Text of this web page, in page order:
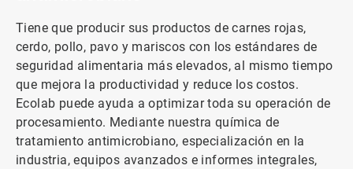
Tiene que producir sus productos de carnes rojas,
cerdo, pollo, pavo y mariscos con los estándares de
seguridad alimentaria más elevados, al mismo tiempo
que mejora la productividad y reduce los costos.
Ecolab puede ayuda a optimizar toda su operación de
procesamiento. Mediante nuestra química de
tratamiento antimicrobiano, especialización en la
industria, equipos avanzados e informes integrales,